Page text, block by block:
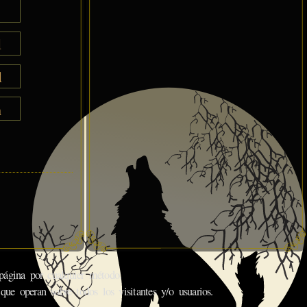
por cualquier método.
operan sobre todos los visitantes y/o usuarios.